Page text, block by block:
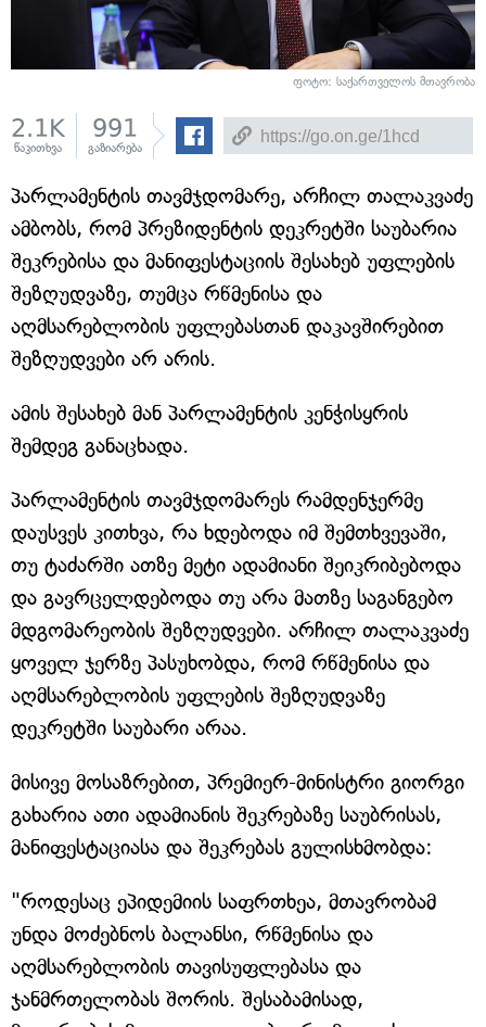
ფოტო: საქართველოს მთავრობა
2.1K
წაკითხვა
991
გაზიარება
პარლამენტის თავმჯდომარე, არჩილ თალაკვაძე
ამბობს, რომ პრეზიდენტის დეკრეტში საუბარია
შეკრებისა და მანიფესტაციის შესახებ უფლების
შეზღუდვაზე, თუმცა რწმენისა და
აღმსარებლობის უფლებასთან დაკავშირებით
შეზღუდვები არ არის.
ამის შესახებ მან პარლამენტის კენჭისყრის
შემდეგ განაცხადა.
პარლამენტის თავმჯდომარეს რამდენჯერმე
დაუსვეს კითხვა, რა ხდებოდა იმ შემთხვევაში,
თუ ტაძარში ათზე მეტი ადამიანი შეიკრიბებოდა
და გავრცელდებოდა თუ არა მათზე საგანგებო
მდგომარეობის შეზღუდვები. არჩილ თალაკვაძე
ყოველ ჯერზე პასუხობდა, რომ რწმენისა და
აღმსარებლობის უფლების შეზღუდვაზე
დეკრეტში საუბარი არაა.
მისივე მოსაზრებით, პრემიერ-მინისტრი გიორგი
გახარია ათი ადამიანის შეკრებაზე საუბრისას,
მანიფესტაციასა და შეკრებას გულისხმობდა:
"როდესაც ეპიდემიის საფრთხეა, მთავრობამ
უნდა მოძებნოს ბალანსი, რწმენისა და
აღმსარებლობის თავისუფლებასა და
ჯანმრთელობას შორის. შესაბამისად,